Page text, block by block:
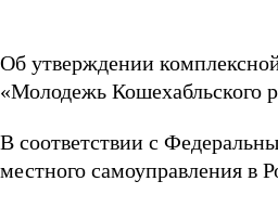
П О С Т А Н О В
Об утверждении
«Молодежь Кошехабльского
В соответствии с
местного самоуправления в